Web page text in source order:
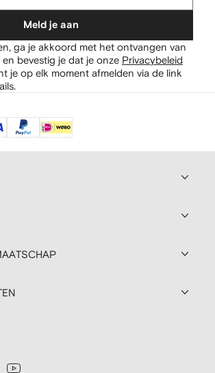
Meld je aan
ga je akkoord met het ontvangen van
bevestig je dat je onze Privacybeleid
je op elk moment afmelden via de link